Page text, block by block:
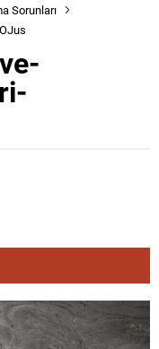
Sorunları